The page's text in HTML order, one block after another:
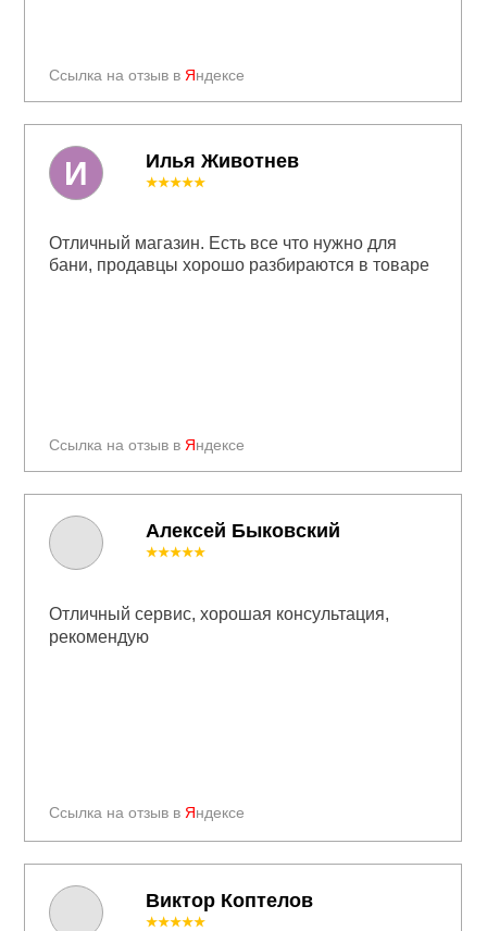
Ссылка на отзыв в Яндексе
Илья Животнев
Ссылка на отзыв в Яндексе
★★★★★
Отличный магазин. Есть все что нужно для
бани, продавцы хорошо разбираются в товаре
И
Алексей Быковский
Ссылка на отзыв в Яндексе
★★★★★
Отличный сервис, хорошая консультация,
рекомендую
★★★★★
Виктор Коптелов